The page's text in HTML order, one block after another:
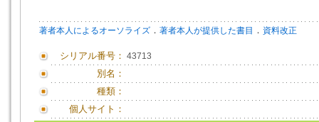
著者本人によるオーソライズ ． 著者本人が提供した書目 ． 資料改正
シリアル番号： 43713
別名：
種類：
個人サイト：